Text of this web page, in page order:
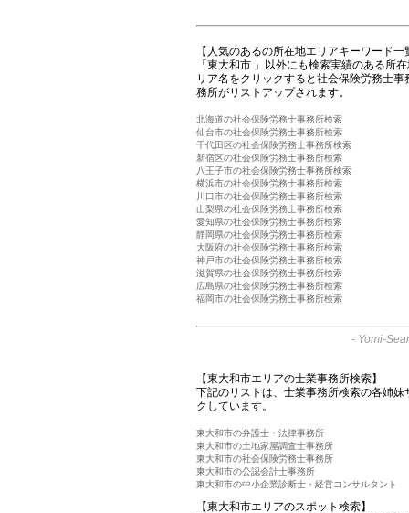
【人気のあるの所在地エリアキーワード一
「東大和市 」以外にも検索実績のある所
リア名をクリックすると社会保険労務士
務所がリストアップされます。
北海道の社会保険労務士事務所検索
仙台市の社会保険労務士事務所検索
千代田区の社会保険労務士事務所検索
新宿区の社会保険労務士事務所検索
八王子市の社会保険労務士事務所検索
横浜市の社会保険労務士事務所検索
川口市の社会保険労務士事務所検索
山梨県の社会保険労務士事務所検索
愛知県の社会保険労務士事務所検索
静岡県の社会保険労務士事務所検索
大阪府の社会保険労務士事務所検索
神戸市の社会保険労務士事務所検索
滋賀県の社会保険労務士事務所検索
広島県の社会保険労務士事務所検索
福岡市の社会保険労務士事務所検索
- Yomi-
【東大和市エリアの士業事務所検索】
下記のリストは、士業事務所検索の各姉
クしています。
東大和市の弁護士・法律事務所
東大和市の土地家屋調査士事務所
東大和市の社会保険労務士事務所
東大和市の公認会計士事務所
東大和市の中小企業診断士・経営コンサルタント
【東大和市エリアのスポット検索】